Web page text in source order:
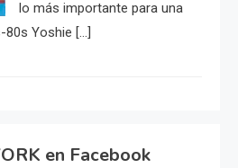
lo más importante para una
80s Yoshie […]
en Facebook